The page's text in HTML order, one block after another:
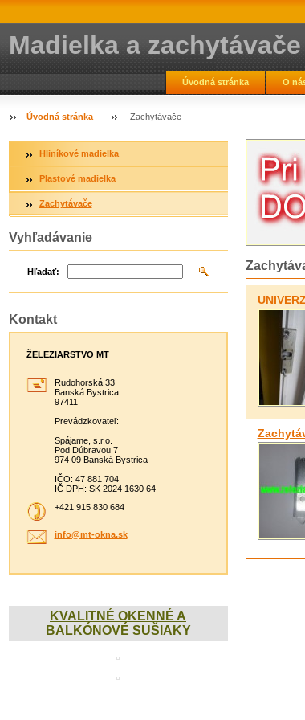
Madielka a zachytávače
Úvodná stránka O
Úvodná stránka Zachytávače
Hliníkové madielka
Plastové madielka
Zachytávače
Vyhľadávanie
Hľadať:
Kontakt
ŽELEZIARSTVO MT
Rudohorská 33
Banská Bystrica
97411
Prevádzkovateľ:
Spájame, s.r.o.
Pod Dúbravou 7
974 09 Banská Bystrica
IČO: 47 881 704
IČ DPH: SK 2024 1630 64
+421 915 830 684
info@mt-okna.sk
KVALITNÉ OKENNÉ A
BALKÓNOVÉ SUŠIAKY